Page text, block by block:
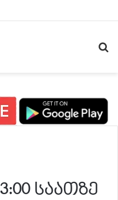
საათზე